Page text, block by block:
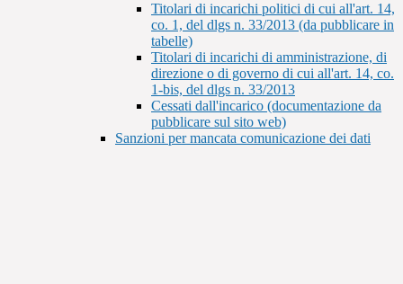
Titolari di incarichi politici di cui all'art. 14,
co. 1, del dlgs n. 33/2013 (da pubblicare in
tabelle)
Titolari di incarichi di amministrazione, di
direzione o di governo di cui all'art. 14, co.
1-bis, del dlgs n. 33/2013
Cessati dall'incarico (documentazione da
pubblicare sul sito web)
Sanzioni per mancata comunicazione dei dati